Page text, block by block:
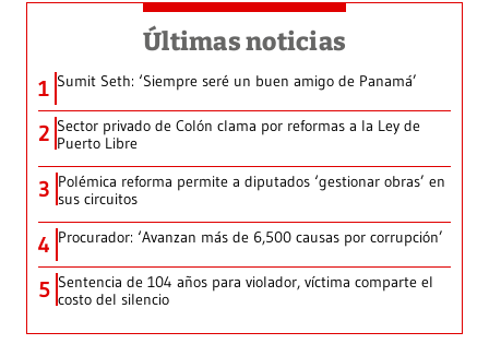
Últimas noticias
1 Sumit Seth: ‘Siempre seré un buen amigo de Panamá’
2 Sector privado de Colón clama por reformas a la Ley de
Puerto Libre
3 Polémica reforma permite a diputados ‘gestionar obras’ en
sus circuitos
4 Procurador: ‘Avanzan más de 6,500 causas por corrupción’
5 Sentencia de 104 años para violador, víctima comparte el
costo del silencio